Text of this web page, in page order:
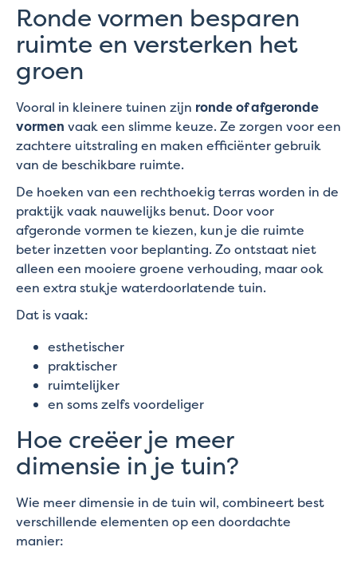
Ronde vormen besparen
ruimte en versterken het
groen
Vooral in kleinere tuinen zijn ronde of afgeronde
vormen vaak een slimme keuze. Ze zorgen voor een
zachtere uitstraling en maken efficiënter gebruik
van de beschikbare ruimte.
De hoeken van een rechthoekig terras worden in de
praktijk vaak nauwelijks benut. Door voor
afgeronde vormen te kiezen, kun je die ruimte
beter inzetten voor beplanting. Zo ontstaat niet
alleen een mooiere groene verhouding, maar ook
een extra stukje waterdoorlatende tuin.
Dat is vaak:
esthetischer
praktischer
ruimtelijker
en soms zelfs voordeliger
Hoe creëer je meer
dimensie in je tuin?
Wie meer dimensie in de tuin wil, combineert best
verschillende elementen op een doordachte
manier: